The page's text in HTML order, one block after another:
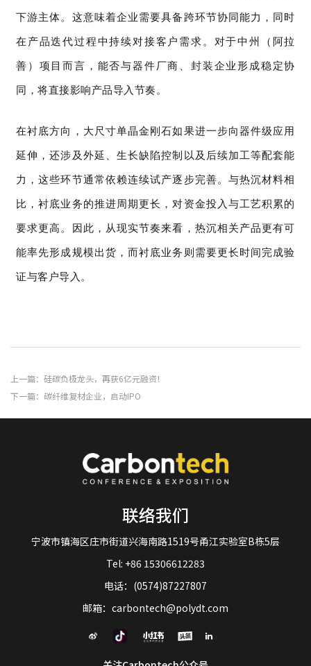
下游主体。这意味着企业需要具备跨环节协同能力，同时
在产品迭代过程中持续对接客户需求。对于中州（阿拉
善）项目而言，能否与器件厂商、封装企业形成稳定协
同，将直接影响产品导入节奏。
在衬底方向，大尺寸单晶金刚石如果进一步向器件级应用
延伸，还涉及外延、生长缺陷控制以及后续加工等配套能
力，这些环节通常依赖连续试产逐步完善。与热沉材料相
比，衬底业务的推进周期更长，对资金投入与工艺积累的
要求更高。因此，从现实节奏来看，热沉相关产品更有可
能率先形成规模出货，而衬底业务则需要更长时间完成验
证与客户导入。
上一篇：硅碳负极龙头，再获6亿元融资！
下一篇：碳纤维复材企业，启动IPO
联络我们
宁波市镇海区庄市街道兴海南路1519号甬江实验室B栋5层
Tel: +86 15306612283
电话：(0574)87227807
邮箱：carbontech@polydt.com